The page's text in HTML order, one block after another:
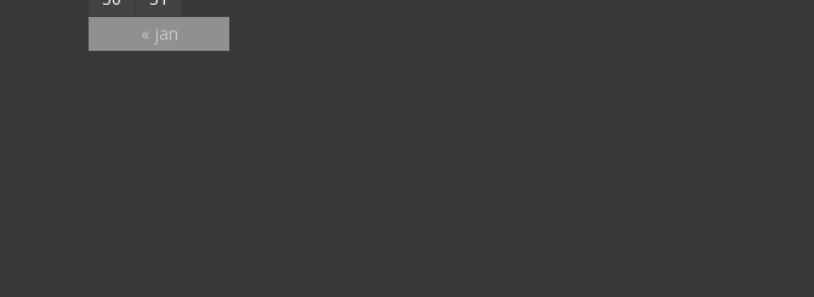
« jan